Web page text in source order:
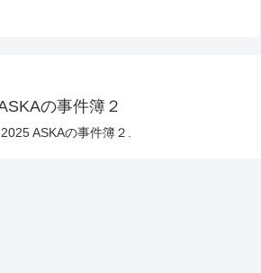
の事件簿２
ASKAの事件簿２.